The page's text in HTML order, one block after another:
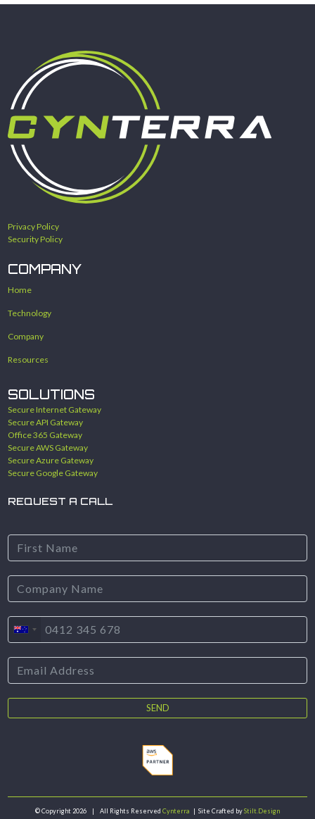
Privacy Policy
Security Policy
COMPANY
Home
Technology
Company
Resources
SOLUTIONS
Secure Internet Gateway
Secure API Gateway
Office 365 Gateway
Secure AWS Gateway
Secure Azure Gateway
Secure Google Gateway
REQUEST A CALL
SEND
© Copyright 2026 | All Rights Reserved Cynterra | Site Crafted byStilt.Design